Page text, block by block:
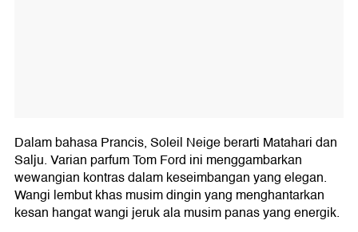
Dalam bahasa Prancis, Soleil Neige berarti Matahari dan
Salju. Varian parfum Tom Ford ini menggambarkan
wewangian kontras dalam keseimbangan yang elegan.
Wangi lembut khas musim dingin yang menghantarkan
kesan hangat wangi jeruk ala musim panas yang energik.